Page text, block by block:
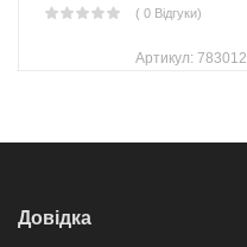
( 0 Відгуки)
Артикул: 783012
Довідка